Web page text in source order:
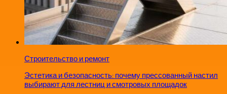
Строительство и ремонт
Эстетика и безопасность: почему прессованный настил
выбирают для лестниц и смотровых площадок